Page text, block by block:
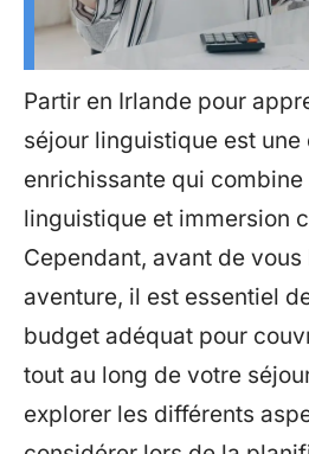
Partir en Irlande pour
séjour linguistique est une
enrichissante qui
linguistique et immersion
Cependant, avant de
aventure, il est essentiel
budget adéquat pour
tout au long de votre
explorer les différents